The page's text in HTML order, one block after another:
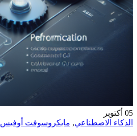
05 أكتوبر
الذكاء الاصطناعي, مايكروسوفت أوفيس